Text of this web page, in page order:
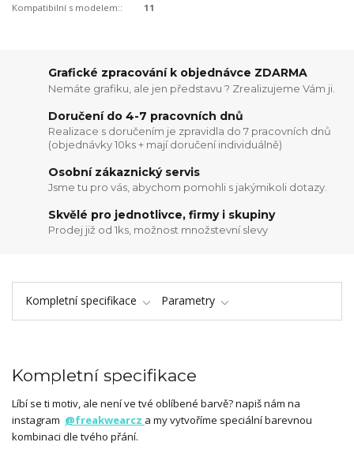
Kompatibilní s modelem::
11
Grafické zpracování k objednávce ZDARMA
Nemáte grafiku, ale jen představu ? Zrealizujeme Vám ji.
Doručení do 4-7 pracovních dnů
Realizace s doručením je zpravidla do 7 pracovních dnů
(objednávky 10ks + mají doručení individuálně)
Osobní zákaznický servis
Jsme tu pro vás, abychom pomohli s jakýmikoli dotazy.
Skvělé pro jednotlivce, firmy i skupiny
Prodej již od 1ks, možnost množstevní slevy
Kompletní specifikace Parametry
Kompletní specifikace
Líbí se ti motiv, ale není ve tvé oblíbené barvě? napiš nám na
instagram @freakwearcz a my vytvoříme speciální barevnou
kombinaci dle tvého přání.